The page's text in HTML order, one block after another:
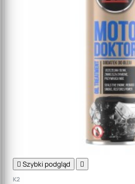
 Szybki podgląd 
K2